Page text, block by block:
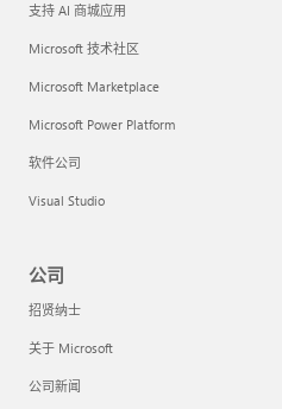
支持 AI 商城应用
Microsoft 技术社区
Microsoft Marketplace
Microsoft Power Platform
软件公司
Visual Studio
公司
招贤纳士
关于 Microsoft
公司新闻